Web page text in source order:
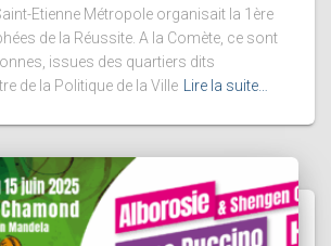
Etienne Métropole organisait la 1ère
de la Réussite. A la Comète, ce sont
issues des quartiers dits
de la Politique de la Ville Lire la suite…